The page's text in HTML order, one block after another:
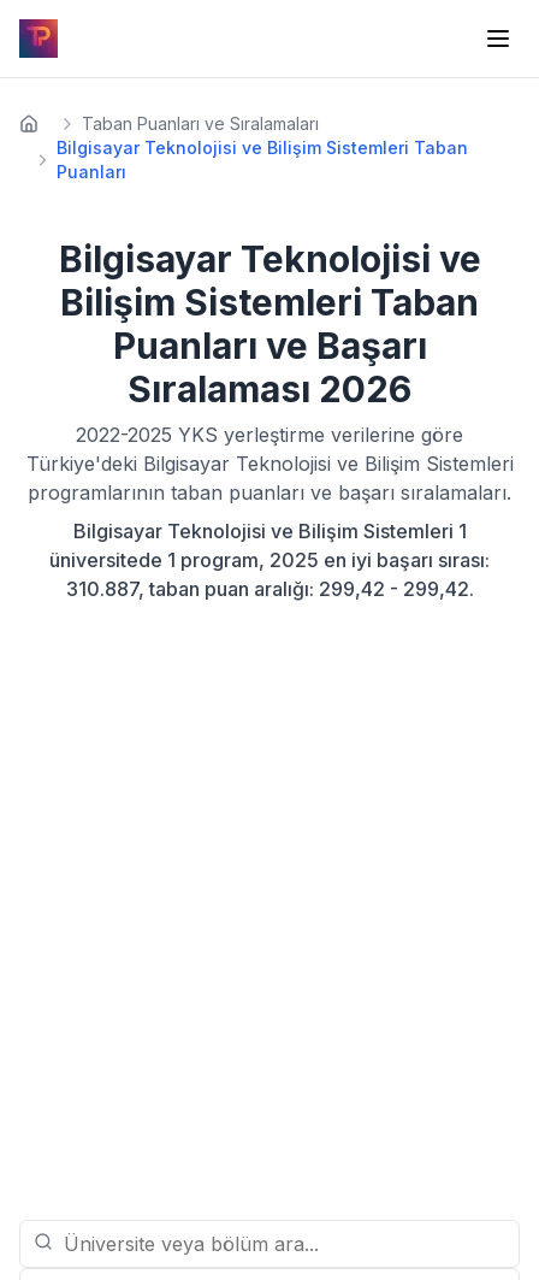
Taban Puanları ve Sıralamaları
Bilgisayar Teknolojisi ve Bilişim Sistemleri Taban
Puanları
Bilgisayar Teknolojisi ve
Bilişim Sistemleri Taban
Puanları ve Başarı
Sıralaması 2026
2022-2025 YKS yerleştirme verilerine göre
Türkiye'deki Bilgisayar Teknolojisi ve Bilişim Sistemleri
programlarının taban puanları ve başarı sıralamaları.
Bilgisayar Teknolojisi ve Bilişim Sistemleri 1
üniversitede 1 program, 2025 en iyi başarı sırası:
310.887, taban puan aralığı: 299,42 - 299,42.